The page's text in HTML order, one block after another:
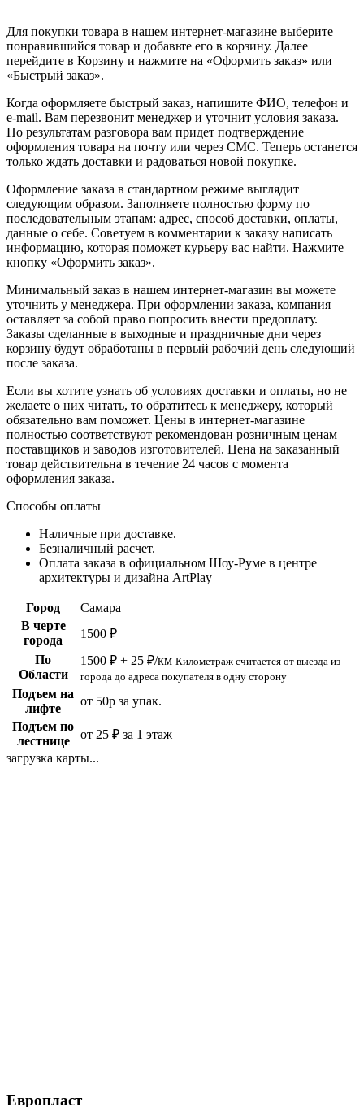
Для покупки товара в нашем интернет-магазине выберите
понравившийся товар и добавьте его в корзину. Далее
перейдите в Корзину и нажмите на «Оформить заказ» или
«Быстрый заказ».
Когда оформляете быстрый заказ, напишите ФИО, телефон и
e-mail. Вам перезвонит менеджер и уточнит условия заказа.
По результатам разговора вам придет подтверждение
оформления товара на почту или через СМС. Теперь останется
только ждать доставки и радоваться новой покупке.
Оформление заказа в стандартном режиме выглядит
следующим образом. Заполняете полностью форму по
последовательным этапам: адрес, способ доставки, оплаты,
данные о себе. Советуем в комментарии к заказу написать
информацию, которая поможет курьеру вас найти. Нажмите
кнопку «Оформить заказ».
Минимальный заказ в нашем интернет-магазин вы можете
уточнить у менеджера. При оформлении заказа, компания
оставляет за собой право попросить внести предоплату.
Заказы сделанные в выходные и праздничные дни через
корзину будут обработаны в первый рабочий день следующий
после заказа.
Если вы хотите узнать об условиях доставки и оплаты, но не
желаете о них читать, то обратитесь к менеджеру, который
обязательно вам поможет. Цены в интернет-магазине
полностью соответствуют рекомендован розничным ценам
поставщиков и заводов изготовителей. Цена на заказанный
товар действительна в течение 24 часов с момента
оформления заказа.
Способы оплаты
Наличные при доставке.
Безналичный расчет.
Оплата заказа в официальном Шоу-Руме в центре
архитектуры и дизайна ArtPlay
Город
Самара
В черте
города
1500 ₽
По
Области
1500 ₽ + 25 ₽/км Километраж считается от выезда из
города до адреса покупателя в одну сторону
Подъем на
лифте
от 50р за упак.
Подъем по
лестнице
от 25 ₽ за 1 этаж
загрузка карты...
Европласт